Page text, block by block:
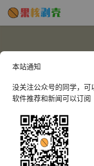
这个人
本站通知
没关注公众号的同学，
软件推荐和新闻可以订阅